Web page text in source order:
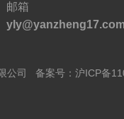
邮箱
公司 备案号： 沪ICP备